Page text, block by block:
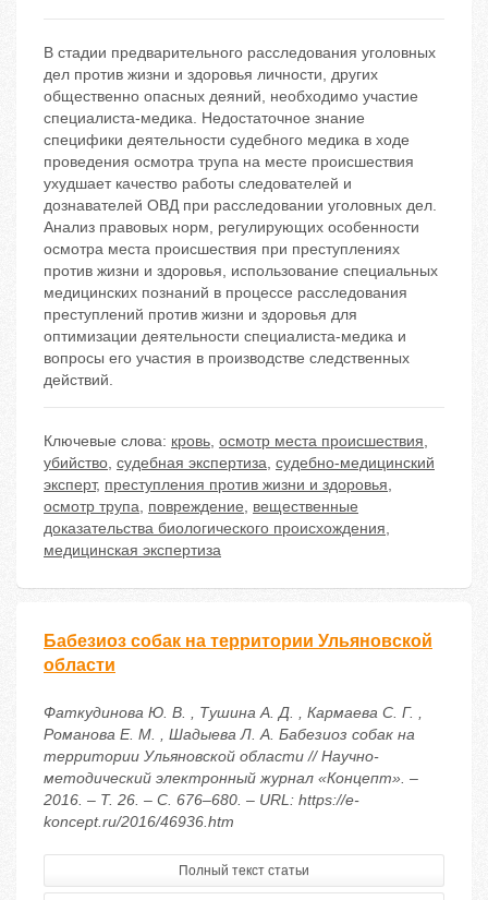
В стадии предварительного расследования уголовных
дел против жизни и здоровья личности, других
общественно опасных деяний, необходимо участие
специалиста-медика. Недостаточное знание
специфики деятельности судебного медика в ходе
проведения осмотра трупа на месте происшествия
ухудшает качество работы следователей и
дознавателей ОВД при расследовании уголовных дел.
Анализ правовых норм, регулирующих особенности
осмотра места происшествия при преступлениях
против жизни и здоровья, использование специальных
медицинских познаний в процессе расследования
преступлений против жизни и здоровья для
оптимизации деятельности специалиста-медика и
вопросы его участия в производстве следственных
действий.
Ключевые слова: кровь, осмотр места происшествия,
убийство, судебная экспертиза, судебно-медицинский
эксперт, преступления против жизни и здоровья,
осмотр трупа, повреждение, вещественные
доказательства биологического происхождения,
медицинская экспертиза
Бабезиоз собак на территории Ульяновской
области
Фаткудинова Ю. В. , Тушина А. Д. , Кармаева С. Г. ,
Романова Е. М. , Шадыева Л. А. Бабезиоз собак на
территории Ульяновской области // Научно-
методический электронный журнал «Концепт». –
2016. – Т. 26. – С. 676–680. – URL: https://e-
koncept.ru/2016/46936.htm
Полный текст статьи